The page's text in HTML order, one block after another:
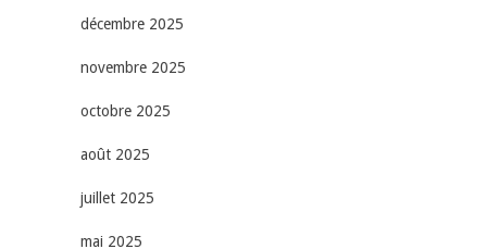
décembre 2025
novembre 2025
octobre 2025
août 2025
juillet 2025
mai 2025